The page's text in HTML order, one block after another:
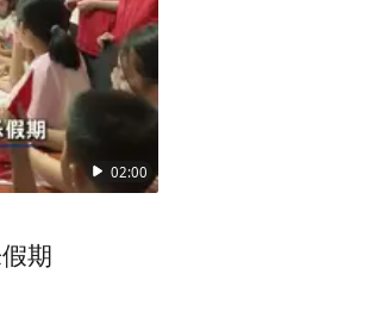
市品牌大会
并指出，城
、长沙、武
02:00
快乐假期